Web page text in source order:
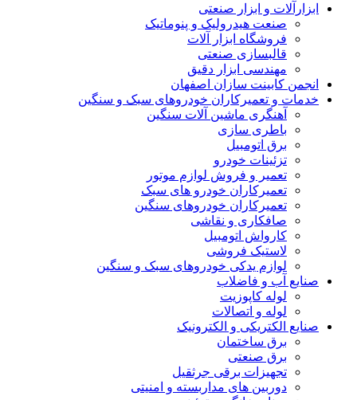
ابزارآلات و ابزار صنعتی
صنعت هیدرولیک و پنوماتیک
فروشگاه ابزار آلات
قالبسازی صنعتی
مهندسی ابزار دقیق
انجمن کابینت سازان اصفهان
خدمات و تعمیرکاران خودروهای سبک و سنگین
آهنگری ماشین آلات سنگین
باطری سازی
برق اتومبیل
تزئینات خودرو
تعمیر و فروش لوازم موتور
تعمیرکاران خودرو های سبک
تعمیرکاران خودروهای سنگین
صافکاری و نقاشی
کارواش اتومبیل
لاستیک فروشی
لوازم یدکی خودروهای سبک و سنگین
صنایع آب و فاضلاب
لوله کاپوزیت
لوله و اتصالات
صنایع الکتریکی و الکترونیک
برق ساختمان
برق صنعتی
تجهیزات برقی جرثقیل
دوربین های مداربسته و امنیتی